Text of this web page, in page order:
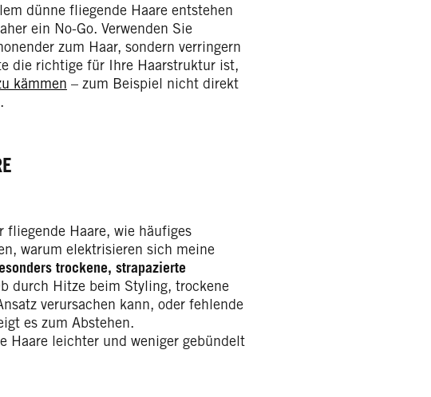
dünne fliegende Haare entstehen
ein No-Go. Verwenden Sie
zum Haar, sondern verringern
die richtige für Ihre Haarstruktur ist,
kämmen – zum Beispiel nicht direkt
Haare, wie häufiges
warum elektrisieren sich meine
trockene, strapazierte
durch Hitze beim Styling, trockene
verursachen kann, oder fehlende
es zum Abstehen.
leichter und weniger gebündelt